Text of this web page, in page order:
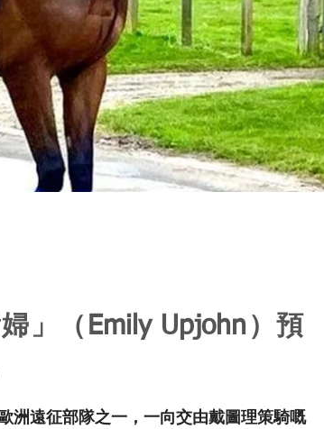
」（Emily Upjohn）預
洲遠征部隊之一，一向交由戴圖理策騎嘅